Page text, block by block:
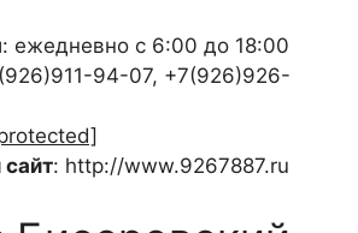
: ежедневно с 6:00 до 18:00
94-07, +7(926)926-
: http://www.9267887.ru